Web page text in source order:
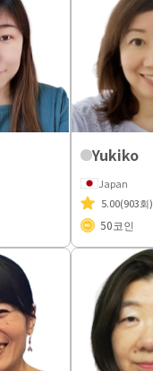
Yukiko
Japan
5.00(903회)
50코인